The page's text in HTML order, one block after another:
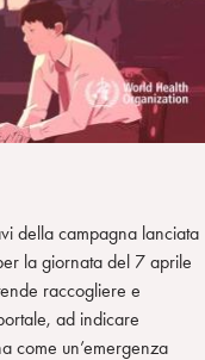
della campagna lanciata
la giornata del 7 aprile
raccogliere e
ad indicare
come un’emergenza